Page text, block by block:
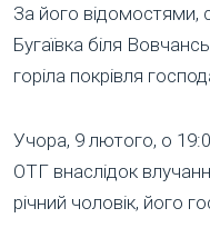
За його відомостями,
Бугаївка біля
горіла покрівля
Учора, 9 лютого, о
ОТГ внаслідок
річний чоловік, його